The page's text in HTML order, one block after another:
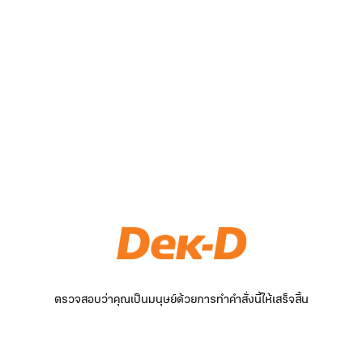
ตรวจสอบว่าคุณเป็นมนุษย์ด้วยการทำคำสั่งนี้ให้เสร็จสิ้น